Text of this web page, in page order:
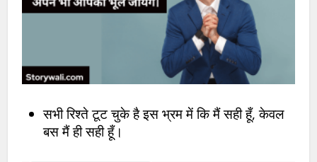
सभी रिश्ते टूट चुके है इस भ्रम में कि मैं सही हूँ, केवल
बस मैं ही सही हूँ।